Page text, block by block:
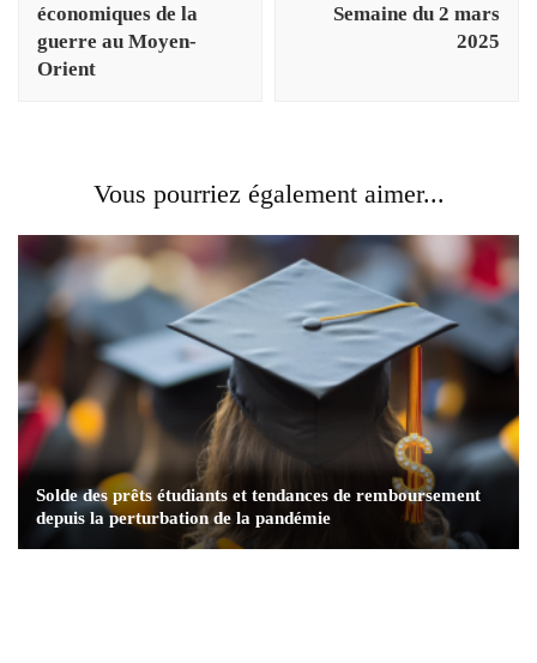
économiques de la
guerre au Moyen-
Orient
Semaine du 2 mars
2025
Vous pourriez également aimer...
Solde des prêts étudiants et tendances de remboursement
depuis la perturbation de la pandémie